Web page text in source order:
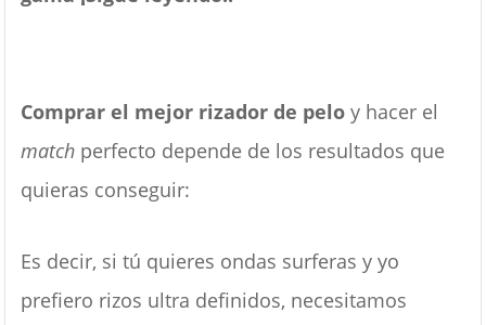
Comprar el mejor rizador de peloy hacer el
matchperfecto depende de los resultados que
quieras conseguir:
Es decir, si tú quieres ondas surferas y yo
prefiero rizos ultra definidos, necesitamos